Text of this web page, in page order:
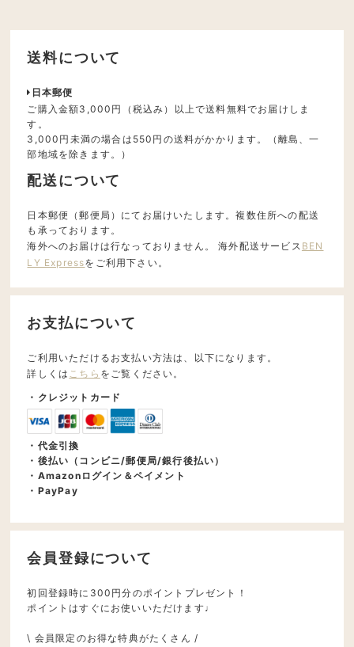
送料について
日本郵便
ご購入金額3,000円（税込み）以上で送料無料でお届けしま
す。
3,000円未満の場合は550円の送料がかかります。（離島、一
部地域を除きます。）
配送について
日本郵便（郵便局）にてお届けいたします。複数住所への配送
も承っております。
海外へのお届けは行なっておりません。 海外配送サービス BEN
LY Expressをご利用下さい。
お支払について
ご利用いただけるお支払い方法は、以下になります。
詳しくは こちら をご覧ください。
・クレジットカード
・代金引換
・後払い（コンビニ/郵便局/銀行後払い）
・Amazonログイン＆ペイメント
・PayPay
会員登録について
初回登録時に300円分のポイントプレゼント！
ポイントはすぐにお使いいただけます♩
\ 会員限定のお得な特典がたくさん /